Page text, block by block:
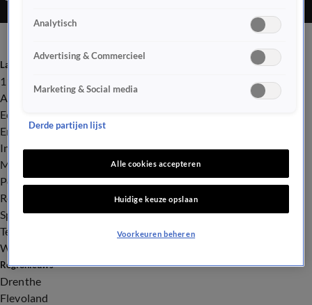
Laatste nieuws
112
Advies & Tips
Economie
Entertainment
Infrastructuur
Milieu en Gezondheid
Politiek
Royalty
Sport
Tech
Weer
Regionieuws
Drenthe
Flevoland
Analytisch
Advertising & Commercieel
Marketing & Social media
Derde partijen lijst
Alle cookies accepteren
Huidige keuze opslaan
Voorkeuren beheren